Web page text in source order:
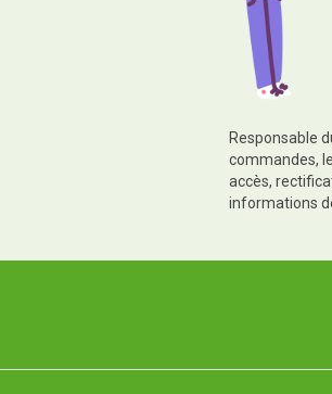
Responsable
commandes,
accès,
informations